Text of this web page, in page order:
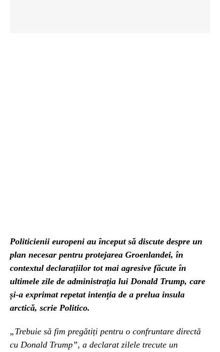
Politicienii europeni au început să discute despre un
plan necesar pentru protejarea Groenlandei, în
contextul declarațiilor tot mai agresive făcute în
ultimele zile de administrația lui Donald Trump, care
și-a exprimat repetat intenția de a prelua insula
arctică, scrie Politico.
„Trebuie să fim pregătiți pentru o confruntare directă
cu Donald Trump”, a declarat zilele trecute un